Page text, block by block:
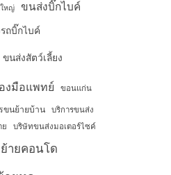
หญ่ ขนส่งบิ๊กไบค์
ถบิ๊กไบค์
ขนส่งสัตว์เลี้ยง
งมือแพทย์ ขอนแก่น
ขนย้ายบ้าน บริการขนส่ง
ย บริษัทขนส่งมอเตอร์ไซค์
ย้ายคอนโด